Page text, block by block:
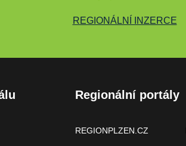
REGIONÁLNÍ INZERCE
Regionální portály
REGIONPLZEN.CZ